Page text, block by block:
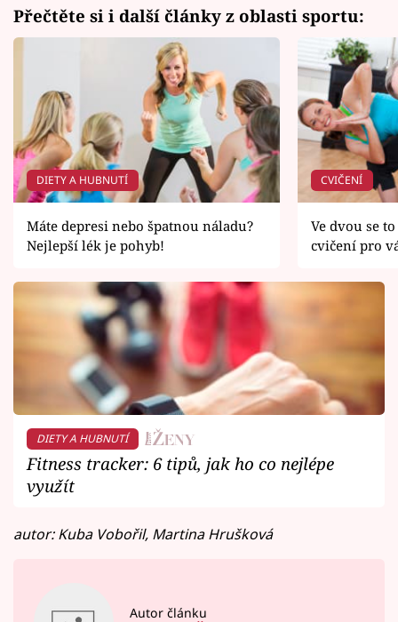
Přečtěte si i další články z oblasti sportu:
DIETY A HUBNUTÍ
Máte depresi nebo špatnou náladu?
Nejlepší lék je pohyb!
CVIČENÍ
Ve dvou se
cvičení pro
DIETY A HUBNUTÍ
Fitness tracker: 6 tipů, jak ho co nejlépe
využít
autor: Kuba Vobořil, Martina Hrušková
Autor článku